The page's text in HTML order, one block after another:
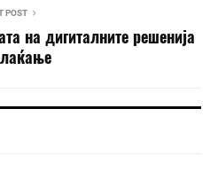
POST
на дигиталните решенија